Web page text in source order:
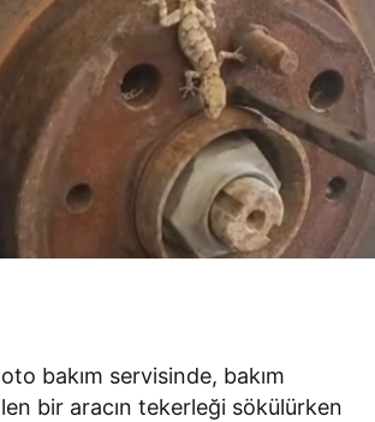
bakım servisinde, bakım
bir aracın tekerleği sökülürken